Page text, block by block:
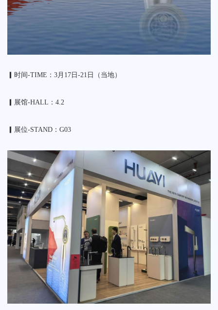
▎时间-TIME：3月17日-21日（当地）
▎展馆-HALL：4.2
▎展位-STAND：G03